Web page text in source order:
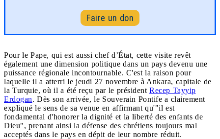
Faire un don
Pour le Pape, qui est aussi chef d’État, cette visite revêt
également une dimension politique dans un pays devenu une
puissance régionale incontournable. C'est la raison pour
laquelle il a atterri le jeudi 27 novembre à Ankara, capitale de
la Turquie, où il a été reçu par le président Recep Tayyip
Erdogan. Dès son arrivée, le Souverain Pontife a clairement
expliqué le sens de sa venue en affirmant qu'"il est
fondamental d'honorer la dignité et la liberté des enfants de
Dieu", prenant ainsi la défense des chrétiens toujours mal
acceptés dans le pays en dépit de leur nombre réduit.